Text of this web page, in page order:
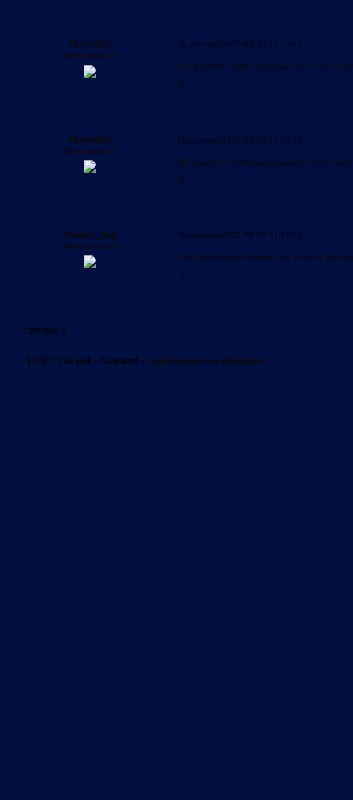
Поделиться2023-08-03 11:29:52
MarvinBat
Хочу к вам :3
Не нравится трубка для плавания возьми
0
Поделиться2023-08-03 11:30:25
MarvinBat
Хочу к вам :3
Не нравится трубка для плавания возьми
0
Поделиться2023-08-07 01:18:52
Product_iboi
Хочу к вам :3
Don't Buy Before Reading Our Product
0
Страница: 1
» LOST: The end » Namaste! » занятые имена и фамилии;